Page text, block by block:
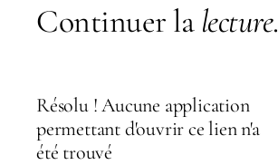
Continuer la lecture.
Résolu ! Aucune application
permettant d'ouvrir ce lien n'a
été trouvé